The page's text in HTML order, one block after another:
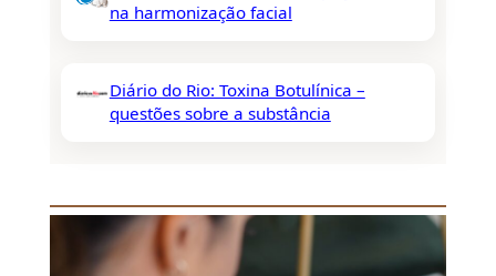
na harmonização facial
Diário do Rio: Toxina Botulínica –
questões sobre a substância